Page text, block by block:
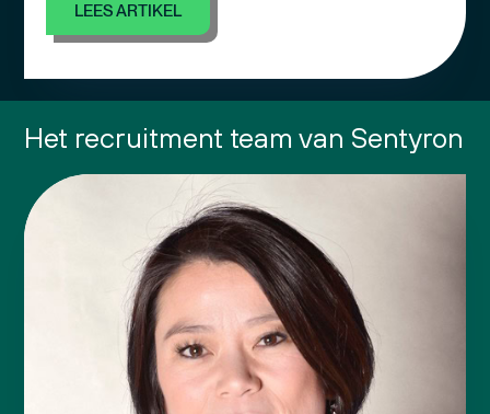
LEES ARTIKEL
Het recruitment team van Sentyron